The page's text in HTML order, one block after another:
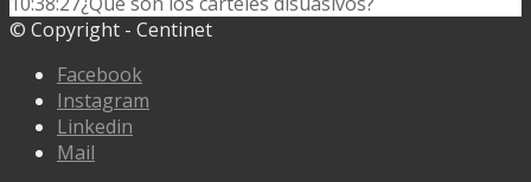
© Copyright - Centinet
Facebook
Instagram
Linkedin
Mail